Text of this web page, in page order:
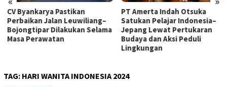
CV Byankarya Pastikan
Perbaikan Jalan Leuwiliang–
Bojongtipar Dilakukan Selama
Masa Perawatan
PT Amerta Indah Otsuka
Satukan Pelajar Indonesia–
Jepang Lewat Pertukaran
Budaya dan Aksi Peduli
Lingkungan
TAG: HARI WANITA INDONESIA 2024